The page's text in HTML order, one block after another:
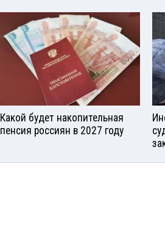
Какой будет накопительная
пенсия россиян в 2027 году